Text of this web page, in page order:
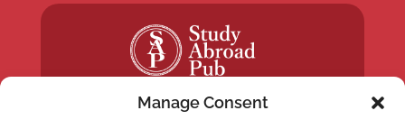
Manage Consent